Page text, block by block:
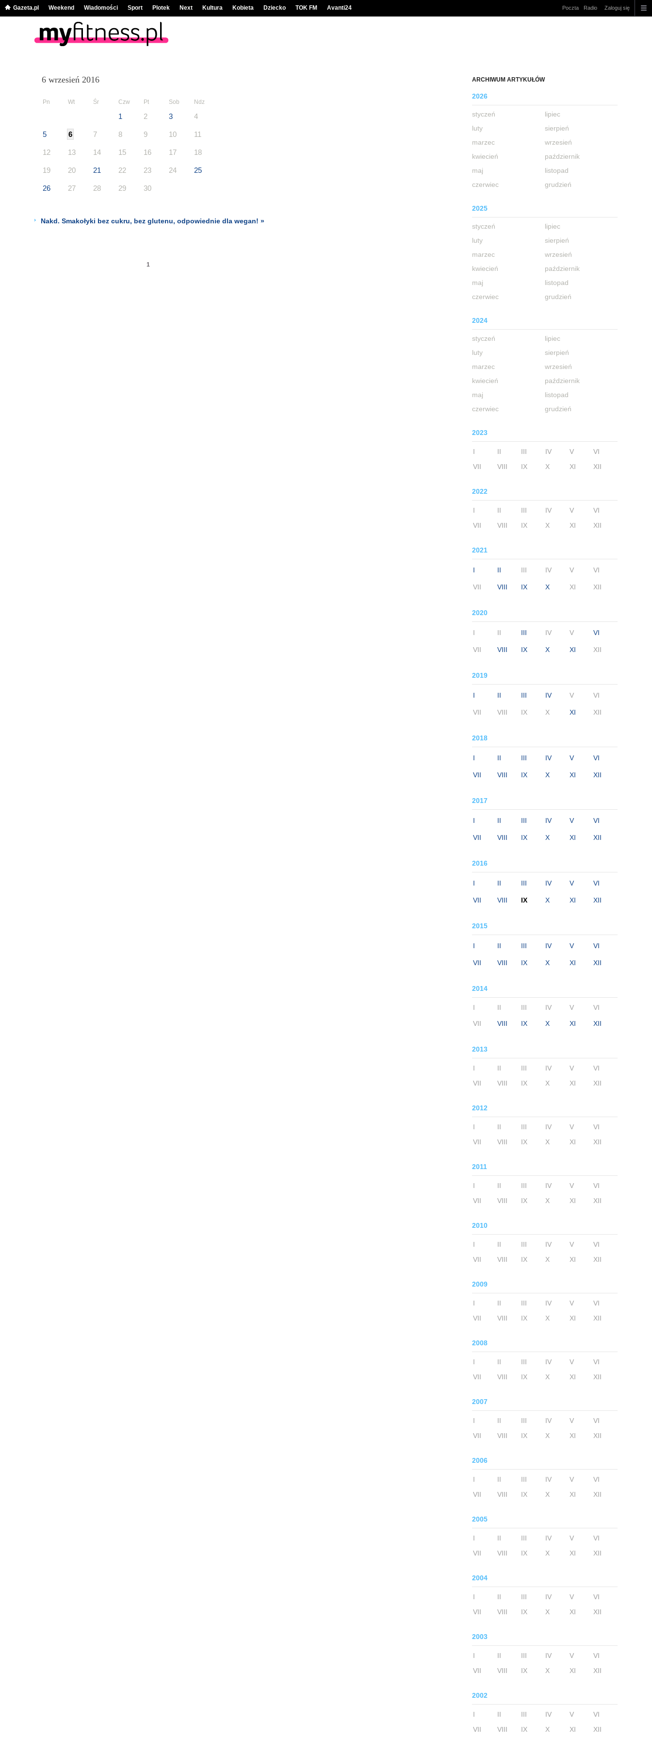
Gazeta.pl Weekend Wiadomości Sport Plotek Next Kultura Kobieta Dziecko TOK FM Avanti24 Poczta Radio Zaloguj się
ARCHIWUM ARTYKUŁÓW
2026
styczeń
luty
marzec
kwiecień
maj
czerwiec
lipiec
sierpień
wrzesień
październik
listopad
grudzień
2025
styczeń
luty
marzec
kwiecień
maj
czerwiec
lipiec
sierpień
wrzesień
październik
listopad
grudzień
2024
styczeń
luty
marzec
kwiecień
maj
czerwiec
lipiec
sierpień
wrzesień
październik
listopad
grudzień
2023
I II III IV V
VI
VII
VIII IX X XI XII
2022
I II III IV V
VI
VII
VIII IX X XI XII
2021
I II III IV V VI
VII VIII IX X XI XII
2020
I II III IV V VI
VII VIII IX X XI XII
2019
I II III IV V VI
VII VIII IX X XI XII
2018
I II III IV V VI
VII VIII IX X XI XII
2017
I II III IV V VI
VII VIII IX X XI XII
2016
I II III IV V VI
VII VIII IX X XI XII
2015
I II III IV V VI
VII VIII IX X XI XII
2014
I II III IV V VI
VII VIII IX X XI XII
2013
I II III IV V
VI
VII
VIII IX X XI XII
2012
I II III IV V
VI
VII
VIII IX X XI XII
2011
I II III IV V
VI
VII
VIII IX X XI XII
2010
I II III IV V
VI
VII
VIII IX X XI XII
2009
I II III IV V
VI
VII
VIII IX X XI XII
2008
I II III IV V
VI
VII
VIII IX X XI XII
2007
I II III IV V
VI
VII
VIII IX X XI XII
2006
I II III IV V
VI
VII
VIII IX X XI XII
2005
I II III IV V
VI
VII
VIII IX X XI XII
2004
I II III IV V
VI
VII
VIII IX X XI XII
2003
I II III IV V
VI
VII
VIII IX X XI XII
2002
I II III IV V
VI
VII
VIII IX X XI XII
6 wrzesień 2016
Pn Wt Śr Czw Pt Sob Ndz
1 2 3 4
5 6 7 8 9 10 11
12 13 14 15 16 17 18
19 20 21 22 23 24 25
26 27 28 29 30
Nakd. Smakołyki bez cukru, bez glutenu, odpowiednie dla wegan! »
1